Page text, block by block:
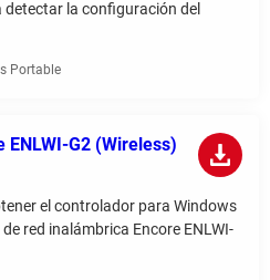
la configuración del
Portable
ENLWI-G2 (Wireless)
el controlador para Windows
red inalámbrica Encore ENLWI-